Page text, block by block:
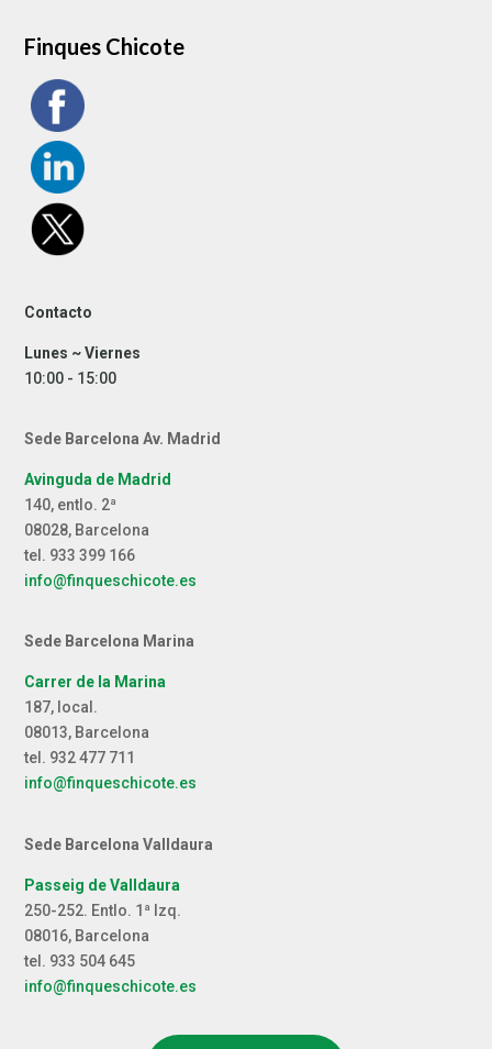
Finques Chicote
Contacto
Lunes ~ Viernes
10:00 - 15:00
Sede Barcelona Av. Madrid
Avinguda de Madrid
140, entlo. 2ª
08028, Barcelona
tel. 933 399 166
info@finqueschicote.es
Sede Barcelona Marina
Carrer de la Marina
187, local.
08013, Barcelona
tel. 932 477 711
info@finqueschicote.es
Sede Barcelona Valldaura
Passeig de Valldaura
250-252. Entlo. 1ª Izq.
08016, Barcelona
tel. 933 504 645
info@finqueschicote.es